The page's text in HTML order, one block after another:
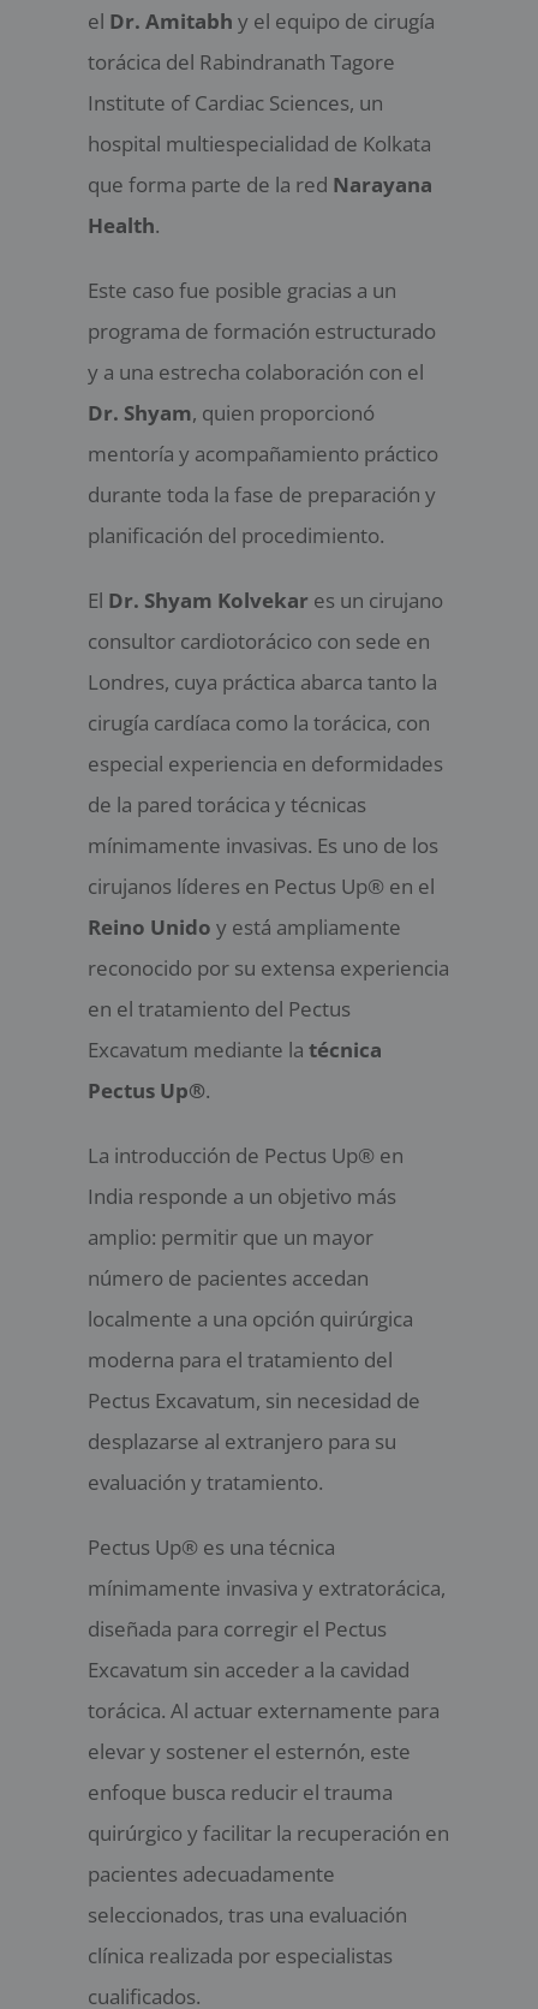
el Dr. Amitabh y el equipo de cirugía
torácica del Rabindranath Tagore
Institute of Cardiac Sciences, un
hospital multiespecialidad de Kolkata
que forma parte de la red Narayana
Health.
Este caso fue posible gracias a un
programa de formación estructurado
y a una estrecha colaboración con el
Dr. Shyam, quien proporcionó
mentoría y acompañamiento práctico
durante toda la fase de preparación y
planificación del procedimiento.
El Dr. Shyam Kolvekar es un cirujano
consultor cardiotorácico con sede en
Londres, cuya práctica abarca tanto la
cirugía cardíaca como la torácica, con
especial experiencia en deformidades
de la pared torácica y técnicas
mínimamente invasivas. Es uno de los
cirujanos líderes en Pectus Up® en el
Reino Unido y está ampliamente
reconocido por su extensa experiencia
en el tratamiento del Pectus
Excavatum mediante latécnica
Pectus Up®.
La introducción de Pectus Up® en
India responde a un objetivo más
amplio: permitir que un mayor
número de pacientes accedan
localmente a una opción quirúrgica
moderna para el tratamiento del
Pectus Excavatum, sin necesidad de
desplazarse al extranjero para su
evaluación y tratamiento.
Pectus Up® es una técnica
mínimamente invasiva y extratorácica,
diseñada para corregir el Pectus
Excavatum sin acceder a la cavidad
torácica. Al actuar externamente para
elevar y sostener el esternón, este
enfoque busca reducir el trauma
quirúrgico y facilitar la recuperación en
pacientes adecuadamente
seleccionados, tras una evaluación
clínica realizada por especialistas
cualificados.